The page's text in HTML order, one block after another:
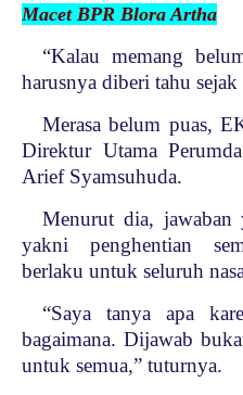
Macet BPR Blora Artha
“Kalau memang
harusnya diberi tahu
Merasa belum puas,
Direktur Utama
Arief Syamsuhuda.
Menurut dia, jawaban
yakni penghentian
berlaku untuk seluruh
“Saya tanya apa
bagaimana. Dijawab
untuk semua,” tuturnya.